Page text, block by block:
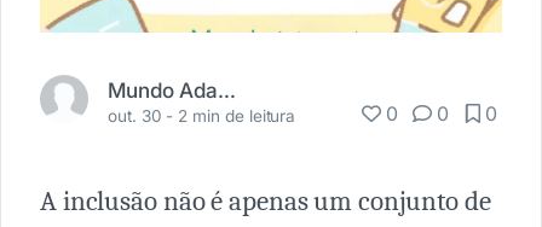
Mundo Adaptado
out. 30 - 2 min de leitura 0 0 0
A inclusão não é apenas um conjunto de